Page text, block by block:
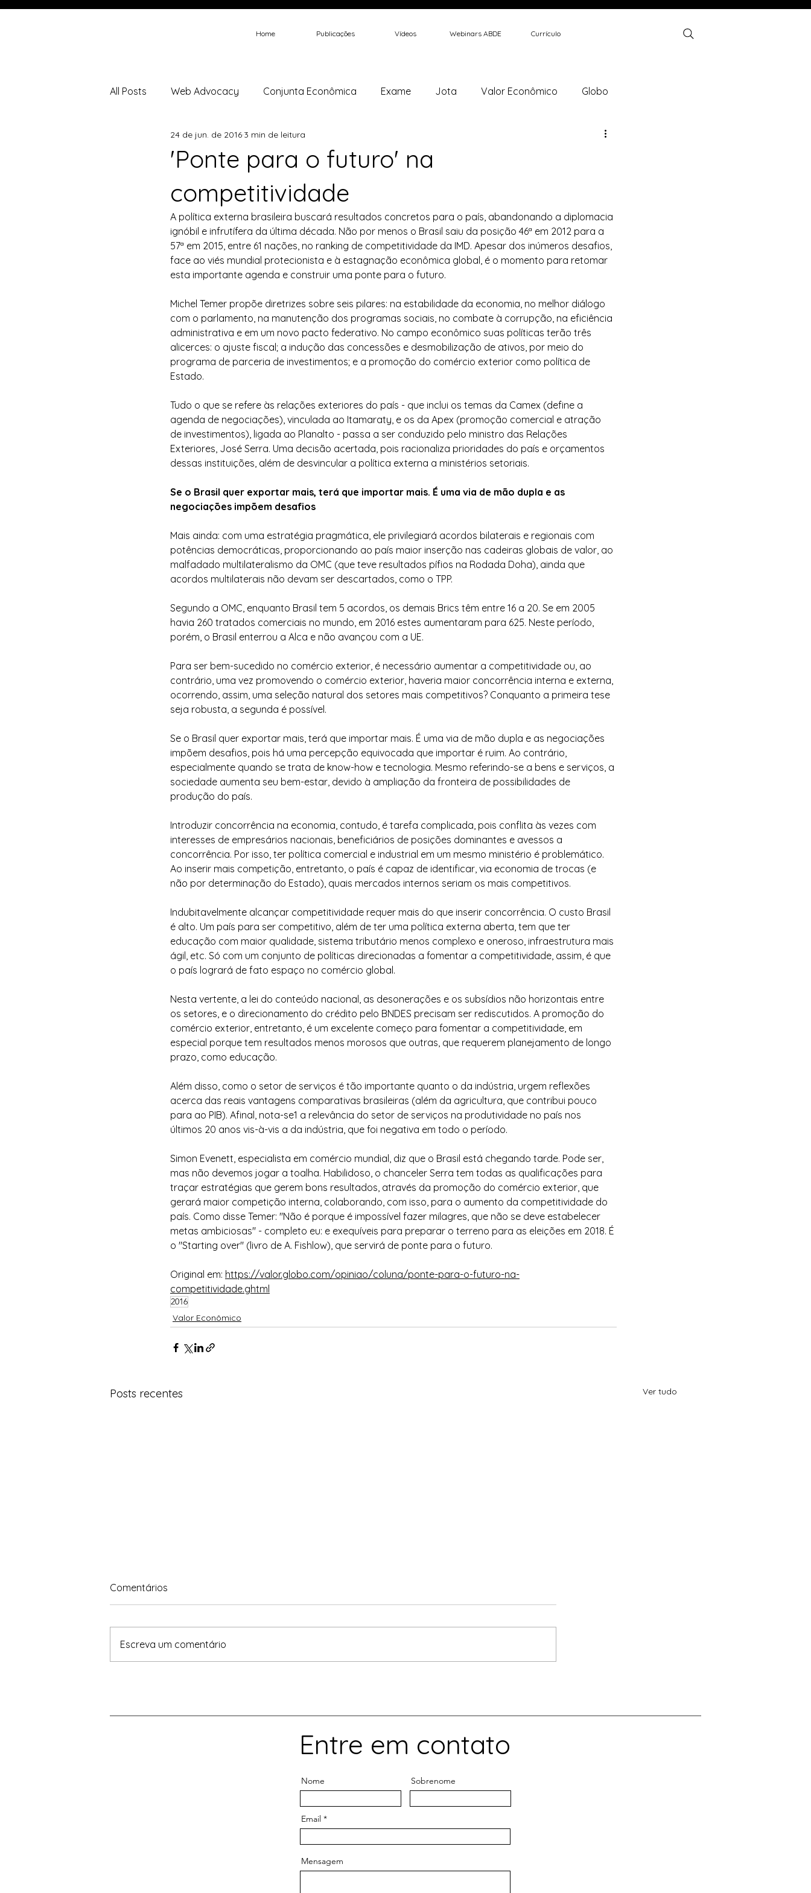
Home Publicações Vídeos Webinars ABDE Currículo
All Posts Web Advocacy Conjunta Econômica Exame Jota Valor Econômico Globo
Folha de São Paulo Brazil Journal SciElo Brasil
Ministério da Fazenda mini Brasil Economia e Governo
Brasil Energia
'Ponte para o futuro' na
competitividade
24 de jun. de 2016 3 min de leitura
A política externa brasileira buscará resultados concretos para o país, abandonando a diplomacia
ignóbil e infrutífera da última década. Não por menos o Brasil saiu da posição 46ª em 2012 para a
57ª em 2015, entre 61 nações, no ranking de competitividade da IMD. Apesar dos inúmeros desafios,
face ao viés mundial protecionista e à estagnação econômica global, é o momento para retomar
esta importante agenda e construir uma ponte para o futuro.
Michel Temer propõe diretrizes sobre seis pilares: na estabilidade da economia, no melhor diálogo
com o parlamento, na manutenção dos programas sociais, no combate à corrupção, na eficiência
administrativa e em um novo pacto federativo. No campo econômico suas políticas terão três
alicerces: o ajuste fiscal; a indução das concessões e desmobilização de ativos, por meio do
programa de parceria de investimentos; e a promoção do comércio exterior como política de
Estado.
Tudo o que se refere às relações exteriores do país - que inclui os temas da Camex (define a
agenda de negociações), vinculada ao Itamaraty, e os da Apex (promoção comercial e atração
de investimentos), ligada ao Planalto - passa a ser conduzido pelo ministro das Relações
Exteriores, José Serra. Uma decisão acertada, pois racionaliza prioridades do país e orçamentos
dessas instituições, além de desvincular a política externa a ministérios setoriais.
Se o Brasil quer exportar mais, terá que importar mais. É uma via de mão dupla e as
negociações impõem desafios
Mais ainda: com uma estratégia pragmática, ele privilegiará acordos bilaterais e regionais com
potências democráticas, proporcionando ao país maior inserção nas cadeiras globais de valor, ao
malfadado multilateralismo da OMC (que teve resultados pífios na Rodada Doha), ainda que
acordos multilaterais não devam ser descartados, como o TPP.
Segundo a OMC, enquanto Brasil tem 5 acordos, os demais Brics têm entre 16 a 20. Se em 2005
havia 260 tratados comerciais no mundo, em 2016 estes aumentaram para 625. Neste período,
porém, o Brasil enterrou a Alca e não avançou com a UE.
Para ser bem-sucedido no comércio exterior, é necessário aumentar a competitividade ou, ao
contrário, uma vez promovendo o comércio exterior, haveria maior concorrência interna e externa,
ocorrendo, assim, uma seleção natural dos setores mais competitivos? Conquanto a primeira tese
seja robusta, a segunda é possível.
Se o Brasil quer exportar mais, terá que importar mais. É uma via de mão dupla e as negociações
impõem desafios, pois há uma percepção equivocada que importar é ruim. Ao contrário,
especialmente quando se trata de know-how e tecnologia. Mesmo referindo-se a bens e serviços, a
sociedade aumenta seu bem-estar, devido à ampliação da fronteira de possibilidades de
produção do país.
Introduzir concorrência na economia, contudo, é tarefa complicada, pois conflita às vezes com
interesses de empresários nacionais, beneficiários de posições dominantes e avessos a
concorrência. Por isso, ter política comercial e industrial em um mesmo ministério é problemático.
Ao inserir mais competição, entretanto, o país é capaz de identificar, via economia de trocas (e
não por determinação do Estado), quais mercados internos seriam os mais competitivos.
Indubitavelmente alcançar competitividade requer mais do que inserir concorrência. O custo Brasil
é alto. Um país para ser competitivo, além de ter uma política externa aberta, tem que ter
educação com maior qualidade, sistema tributário menos complexo e oneroso, infraestrutura mais
ágil, etc. Só com um conjunto de políticas direcionadas a fomentar a competitividade, assim, é que
o país logrará de fato espaço no comércio global.
Nesta vertente, a lei do conteúdo nacional, as desonerações e os subsídios não horizontais entre
os setores, e o direcionamento do crédito pelo BNDES precisam ser rediscutidos. A promoção do
comércio exterior, entretanto, é um excelente começo para fomentar a competitividade, em
especial porque tem resultados menos morosos que outras, que requerem planejamento de longo
prazo, como educação.
Além disso, como o setor de serviços é tão importante quanto o da indústria, urgem reflexões
acerca das reais vantagens comparativas brasileiras (além da agricultura, que contribui pouco
para ao PIB). Afinal, nota-se1 a relevância do setor de serviços na produtividade no país nos
últimos 20 anos vis-à-vis a da indústria, que foi negativa em todo o período.
Simon Evenett, especialista em comércio mundial, diz que o Brasil está chegando tarde. Pode ser,
mas não devemos jogar a toalha. Habilidoso, o chanceler Serra tem todas as qualificações para
traçar estratégias que gerem bons resultados, através da promoção do comércio exterior, que
gerará maior competição interna, colaborando, com isso, para o aumento da competitividade do
país. Como disse Temer: "Não é porque é impossível fazer milagres, que não se deve estabelecer
metas ambiciosas" - completo eu: e exequíveis para preparar o terreno para as eleições em 2018. É
o "Starting over" (livro de A. Fishlow), que servirá de ponte para o futuro.
Original em: https://valor.globo.com/opiniao/coluna/ponte-para-o-futuro-na-
competitividade.ghtml
2016
Valor Econômico
Posts recentes Ver tudo
O CADE, a Petrobrás e a
nstituto-millenium/o-cade-a-
petrobras-e-a-revisao-da-
o-pl-2768.ghtml Brasil precisa de
ideal-reforma-tributaria-trara-
Comentários
Escreva um comentário
Entre em contato
Nome Sobrenome
Email
Mensagem